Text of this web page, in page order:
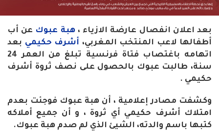
بعد اعلان انفصال عارضة الازياء ،هبة عبوك عن أب
أطفالها لاعب المنتخب المغربي، أشرف حكيمي بعد
اتهامه باغتصاب فتاة فرنسية تبلغ من العمر 24
سنة، طالبت عبوك بالحصول على نصف ثروة أشرف
حكيمي .
وكشفت مصادر إعلامية ، أن هبة عبوك فوجئت بعدم
امتلاك أشرف حكيمي أي ثروة ، و أن جميع أملاكه
كتبها باسم والدته، الشيئ الذي لم صدم هبة عبوك.